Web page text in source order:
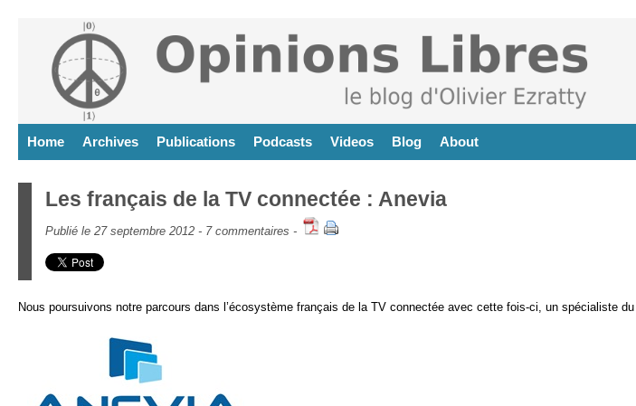
Home Archives Publications Podcasts Videos Blog About
Les français de la TV connectée : Anevia
Publié le 27 septembre 2012 - 7 commentaires -
Nous poursuivons notre parcours dans l’écosystème français de la TV connectée avec cette fois-ci, un spécialiste